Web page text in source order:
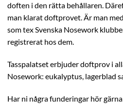
doften i den rätta behållaren.
man klarat doftprovet. Är man
som tex Svenska Nosework
registrerat hos dem.
Tasspalatset erbjuder doftprov i
Nosework: eukalyptus, lagerblad
Har ni några funderingar hör